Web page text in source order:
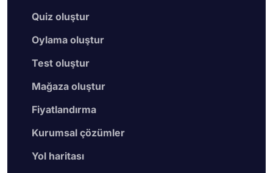
Quiz oluştur
Oylama oluştur
Test oluştur
Mağaza oluştur
Fiyatlandırma
Kurumsal çözümler
Yol haritası